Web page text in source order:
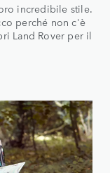
incredibile stile.
perché non c'è
Land Rover per il